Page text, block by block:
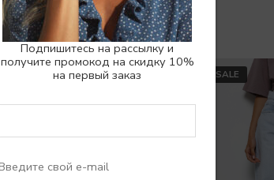
Подпишитесь на рассылку и
получите промокод на скидку 10%
на первый заказ
Похожие товары
SALE